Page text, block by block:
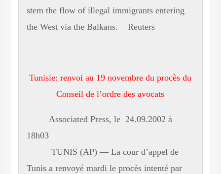
stem the flow of illegal immigrants entering
the West via the Balkans. Reuters
Tunisie: renvoi au 19 novembre du procès du
Conseil de l’ordre des avocats
Associated Press, le 24.09.2002 à
18h03
TUNIS (AP) — La cour d’appel de
Tunis a renvoyé mardi le procès intenté par